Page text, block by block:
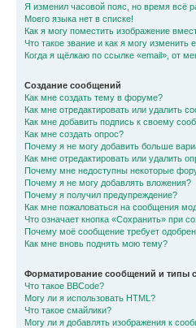
Я изменил часовой пояс, но время всё
Моего языка нет в списке!
Как я могу поместить изображение
Что такое звание и как я могу изменить
Когда я щёлкаю по ссылке «email», от
Создание сообщений
Как мне создать тему в форуме?
Как мне отредактировать или удалить
Как мне добавить подпись к своему
Как мне создать опрос?
Почему я не могу добавить больше
Как мне отредактировать или удалить
Почему мне недоступны некоторые
Почему я не могу добавлять вложения?
Почему я получил предупреждение?
Как мне пожаловаться на сообщения
Что означает кнопка «Сохранить» при
Почему моё сообщение требует
Как мне вновь поднять мою тему?
Форматирование сообщений и типы
Что такое BBCode?
Могу ли я использовать HTML?
Что такое смайлики?
Могу ли я добавлять изображения к